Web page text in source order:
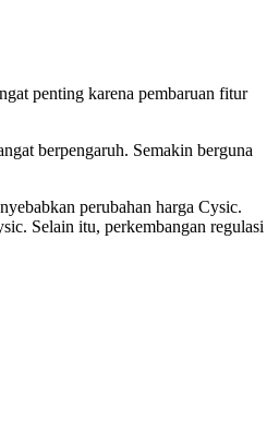
penting karena pembaruan fitur
berpengaruh. Semakin berguna
perubahan harga Cysic.
Selain itu, perkembangan regulasi